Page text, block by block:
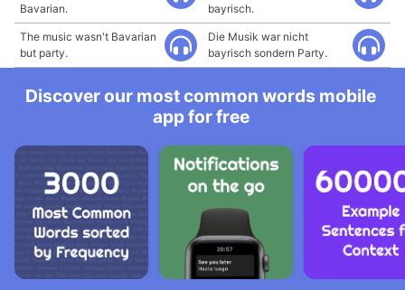
Bavarian.
bayrisch.
The music wasn't Bavarian
but party.
Die Musik war nicht
bayrisch sondern Party.
Discover our most common words mobile
app for free